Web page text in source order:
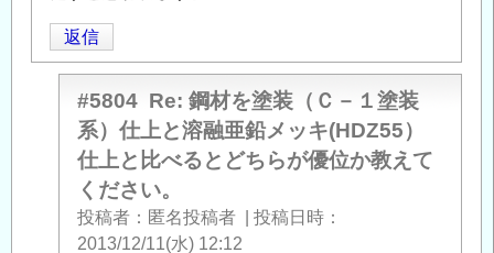
返信
#5804 Re: 鋼材を塗装（Ｃ－１塗装
系）仕上と溶融亜鉛メッキ(HDZ55）
仕上と比べるとどちらが優位か教えて
ください。
投稿者 匿名投稿者
投稿日時
2013/12/11(水) 12:12